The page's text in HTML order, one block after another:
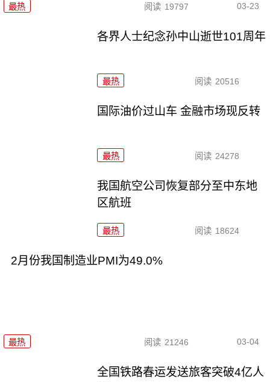
最热 阅读 19797 03-23
各界人士纪念孙中山逝世101周年
最热 阅读 20516
国际油价过山车 金融市场现反转
最热 阅读 24278
我国航空公司恢复部分至中东地
区航班
最热 阅读 18624
2月份我国制造业PMI为49.0%
最热 阅读 21246 03-04
全国铁路春运发送旅客突破4亿人